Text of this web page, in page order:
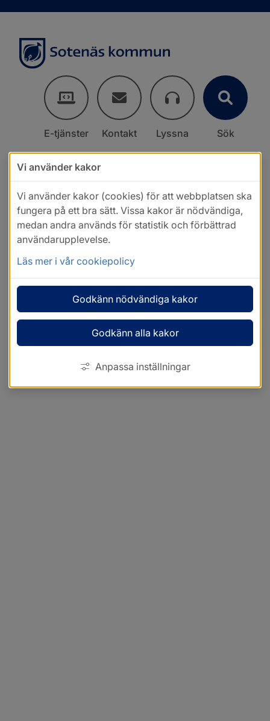
E-tjänster Kontakt Lyssna Sök
Vi använder kakor
Vi använder kakor (cookies) för att webbplatsen ska
fungera på ett bra sätt. Vissa kakor är nödvändiga,
medan andra används för statistik och förbättrad
användarupplevelse.
Läs mer i vår cookiepolicy
Godkänn nödvändiga kakor
Godkänn alla kakor
Anpassa inställningar